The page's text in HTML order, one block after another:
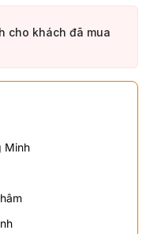
cho khách đã mua
Minh